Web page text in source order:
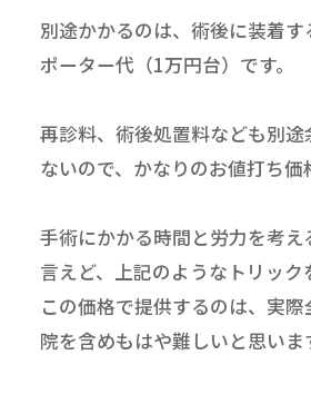
別途かかるのは、術後に装着
ポーター代（1万円台）です。
再診料、術後処置料なども別
ないので、かなりのお値打ち価
手術にかかる時間と労力を考え
言えど、上記のようなトリック
この価格で提供するのは、実
院を含めもはや難しいと思いま